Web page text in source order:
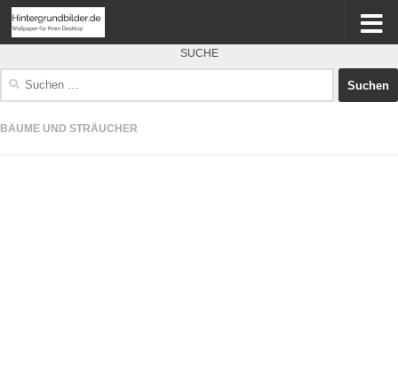
SUCHE
BÄUME UND STRÄUCHER